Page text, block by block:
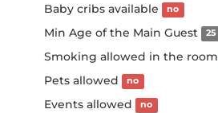
Baby cribs available no
Min Age of the Main Guest 25
Smoking allowed in the room
Pets allowed no
Events allowed no